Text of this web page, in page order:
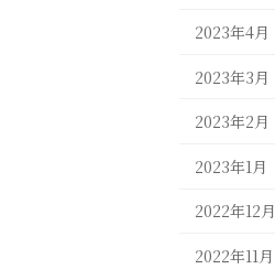
2023年4月
2023年3月
2023年2月
2023年1月
2022年12月
2022年11月